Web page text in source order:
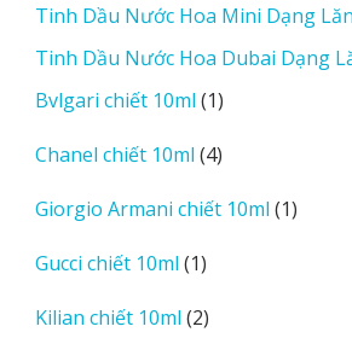
Tinh Dầu Nước Hoa Mini Dạng Lăn
Tinh Dầu Nước Hoa Dubai Dạng
Bvlgari chiết 10ml 11
phẩm
Chanel chiết 10ml 44
phẩm
Giorgio Armani chiết 10ml 11
Gucci chiết 10ml 11
phẩm
Kilian chiết 10ml 22